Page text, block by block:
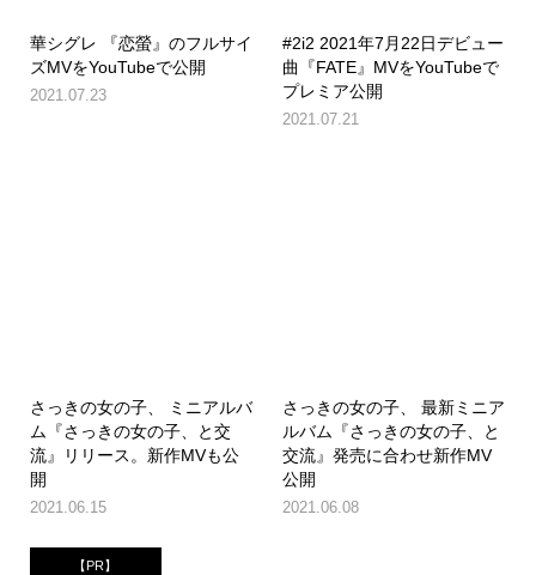
華シグレ 『恋螢』のフルサイ
ズMVをYouTubeで公開
2021.07.23
#2i2 2021年7月22日デビュー
曲『FATE』MVをYouTubeで
プレミア公開
2021.07.21
さっきの女の子、 ミニアルバ
ム『さっきの女の子、と交
流』リリース。新作MVも公
開
2021.06.15
さっきの女の子、 最新ミニア
ルバム『さっきの女の子、と
交流』発売に合わせ新作MV
公開
2021.06.08
【PR】